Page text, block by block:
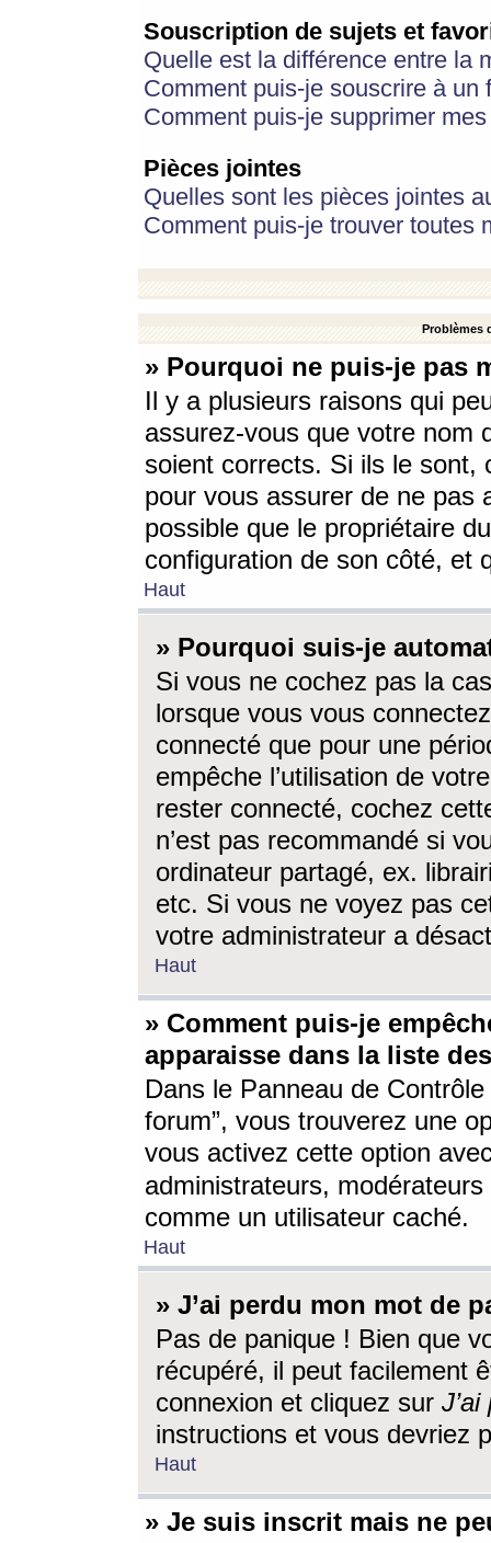
Souscription de sujets et
Quelle est la différence entre la
Comment puis-je souscrire à
Comment puis-je supprimer
Pièces jointes
Quelles sont les pièces jointes
Comment puis-je trouver toutes
Problèmes
» Pourquoi ne puis-je pas
Il y a plusieurs raisons qui
assurez-vous que votre nom
soient corrects. Si ils le sont,
pour vous assurer de ne pas
possible que le propriétaire
configuration de son côté, et
Haut
» Pourquoi suis-je
Si vous ne cochez pas la
lorsque vous vous
connecté que pour une
empêche l’utilisation de
rester connecté, cochez
n’est pas recommandé si
ordinateur partagé, ex.
etc. Si vous ne voyez pas
votre administrateur a
Haut
» Comment puis-je
apparaisse dans la liste
Dans le Panneau de
forum”, vous trouverez une
vous activez cette option
administrateurs,
comme un utilisateur caché.
Haut
» J’ai perdu mon mot de
Pas de panique ! Bien que
récupéré, il peut facilement
connexion et cliquez sur
instructions et vous devriez
Haut
» Je suis inscrit mais ne